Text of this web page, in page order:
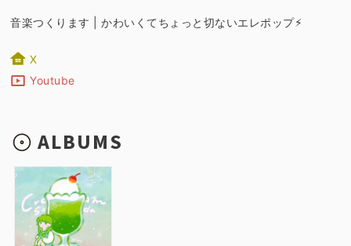
音楽つくります | かわいくてちょっと切ないエレポップ⚡︎
X
Youtube
ALBUMS